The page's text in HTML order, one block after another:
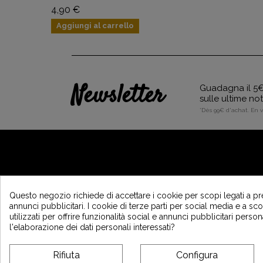
4,90 €
Aggiungi al carrello
Newsletter
Guadagna il
sulle ultime
*Dès 99€ d'achat.
A PROPOSITO DI VINTAGE
Chi siamo ?
Programma di fedeltà e sponsorizzazione
Recrutement Vintage Motors
affiliation
Vintage Motors Magazine
Questo negozio richiede di accettare i cookie per scopi legati a
annunci pubblicitari. I cookie di terze parti per social media e a
utilizzati per offrire funzionalità social e annunci pubblicitari
l'elaborazione dei dati personali interessati?
Rifiuta Configura